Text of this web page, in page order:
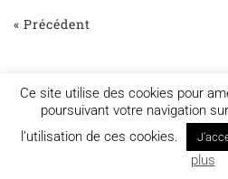
« Précédent
Ce site utilise des cookies pour
poursuivant votre navigation
l’utilisation de ces cookies.
plus